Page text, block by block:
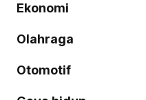
Ekonomi
Olahraga
Otomotif